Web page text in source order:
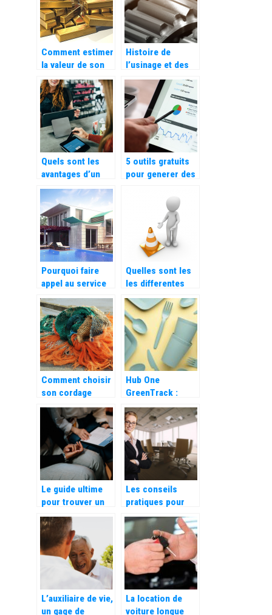
Comment estimer
la valeur de son
or
Histoire de
l’usinage et des
machines-outils
Quels sont les
avantages d’un
encaissement sur
tablette ?
5 outils gratuits
pour generer des
Pourquoi faire
appel au service
d’une intendance
immobiliere ?
Quelles sont les
les differentes
fonctions des
cones de
signalisation ?
Comment choisir
son cordage
marin ?
Hub One
GreenTrack :
comment
technologie et
tracabilite
collaborent pour
optimiser la
gestion de la
vaisselle
reutilisable ?
Le guide ultime
pour trouver un
emploi a rennes :
l’importance des
cabinets de
recrutement
Les conseils
pratiques pour
evaluer
efficacement la
performance d’un
cabinet de
management de
transition
L’auxiliaire de vie,
un gage de
La location de
voiture longue